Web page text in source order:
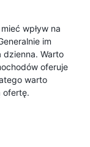
wpływ na
im
dzienna. Warto
oferuje
warto
ofertę.